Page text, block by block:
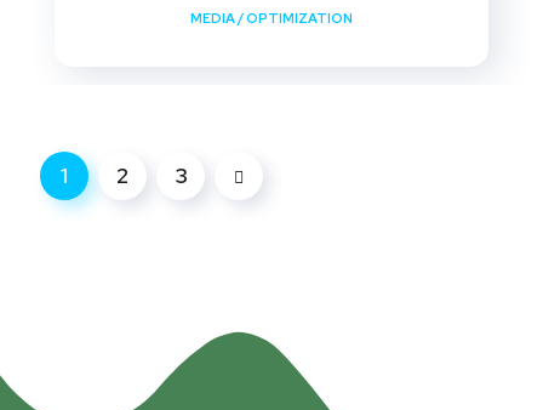
MEDIA/OPTIMIZATION
1 2 3